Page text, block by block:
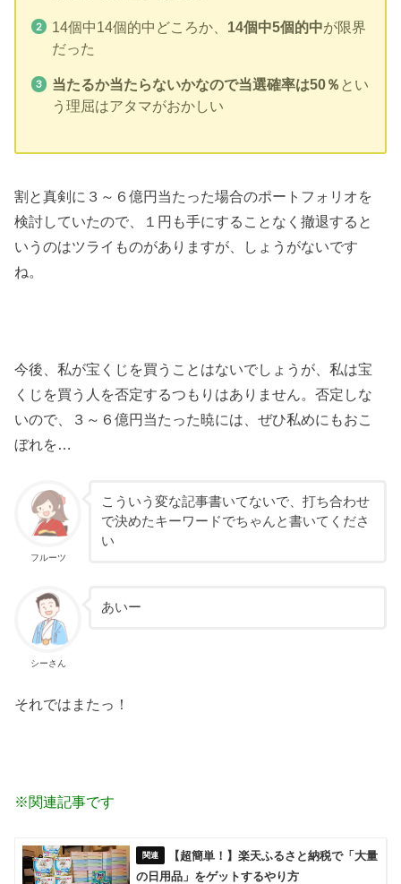
14個中14個的中どころか、 14個中5個的中が限界
だった
当たるか当たらないかなので当選確率は50％ とい
う理屈はアタマがおかしい
割と真剣に３～６億円当たった場合のポートフォリオを
検討していたので、１円も手にすることなく撤退すると
いうのはツライものがありますが、しょうがないです
ね。
今後、私が宝くじを買うことはないでしょうが、私は宝
くじを買う人を否定するつもりはありません。否定しな
いので、３～６億円当たった暁には、ぜひ私めにもおこ
ぼれを…
フルーツ
こういう変な記事書いてないで、打ち合わせ
で決めたキーワードでちゃんと書いてくださ
い
シーさん
あいー
それではまたっ！
※関連記事です
【超簡単！】楽天ふるさと納税で「大量
の日用品」をゲットするやり方